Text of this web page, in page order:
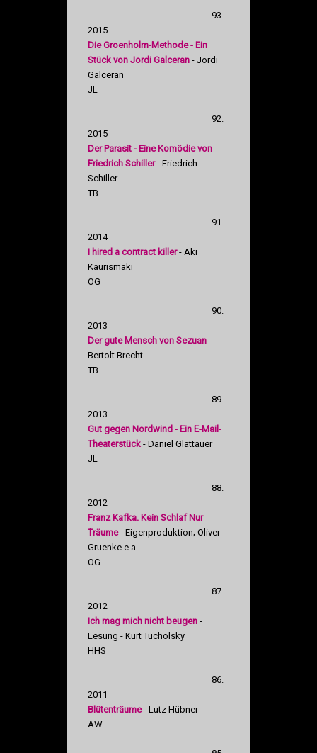
93.
2015
Die Groenholm-Methode - Ein
Stück von Jordi Galceran - Jordi
Galceran
JL
92.
2015
Der Parasit - Eine Komödie von
Friedrich Schiller- Friedrich
Schiller
TB
91.
2014
I hired a contract killer- Aki
Kaurismäki
OG
90.
2013
Der gute Mensch von Sezuan -
Bertolt Brecht
TB
89.
2013
Gut gegen Nordwind - Ein E-Mail-
Theaterstück - Daniel Glattauer
JL
88.
2012
Franz Kafka. Kein Schlaf Nur
Träume- Eigenproduktion; Oliver
Gruenke e.a.
OG
87.
2012
Ich mag mich nicht beugen -
Lesung - Kurt Tucholsky
HHS
86.
2011
Blütenträume- Lutz Hübner
AW